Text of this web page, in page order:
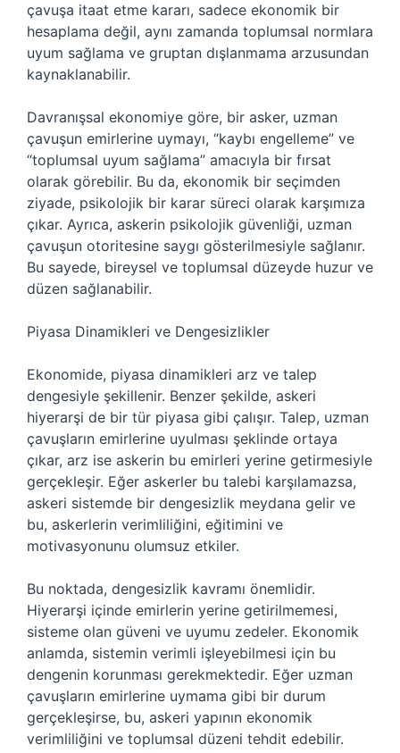
çavuşa itaat etme kararı, sadece ekonomik bir
hesaplama değil, aynı zamanda toplumsal normlara
uyum sağlama ve gruptan dışlanmama arzusundan
kaynaklanabilir.
Davranışsal ekonomiye göre, bir asker, uzman
çavuşun emirlerine uymayı, “kaybı engelleme” ve
“toplumsal uyum sağlama” amacıyla bir fırsat
olarak görebilir. Bu da, ekonomik bir seçimden
ziyade, psikolojik bir karar süreci olarak karşımıza
çıkar. Ayrıca, askerin psikolojik güvenliği, uzman
çavuşun otoritesine saygı gösterilmesiyle sağlanır.
Bu sayede, bireysel ve toplumsal düzeyde huzur ve
düzen sağlanabilir.
Piyasa Dinamikleri ve Dengesizlikler
Ekonomide, piyasa dinamikleri arz ve talep
dengesiyle şekillenir. Benzer şekilde, askeri
hiyerarşi de bir tür piyasa gibi çalışır. Talep, uzman
çavuşların emirlerine uyulması şeklinde ortaya
çıkar, arz ise askerin bu emirleri yerine getirmesiyle
gerçekleşir. Eğer askerler bu talebi karşılamazsa,
askeri sistemde bir dengesizlik meydana gelir ve
bu, askerlerin verimliliğini, eğitimini ve
motivasyonunu olumsuz etkiler.
Bu noktada, dengesizlik kavramı önemlidir.
Hiyerarşi içinde emirlerin yerine getirilmemesi,
sisteme olan güveni ve uyumu zedeler. Ekonomik
anlamda, sistemin verimli işleyebilmesi için bu
dengenin korunması gerekmektedir. Eğer uzman
çavuşların emirlerine uymama gibi bir durum
gerçekleşirse, bu, askeri yapının ekonomik
verimliliğini ve toplumsal düzeni tehdit edebilir.